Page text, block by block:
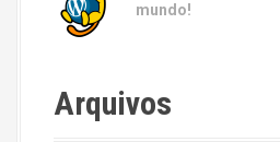
mundo!
Arquivos